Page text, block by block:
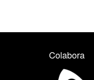
Colabora